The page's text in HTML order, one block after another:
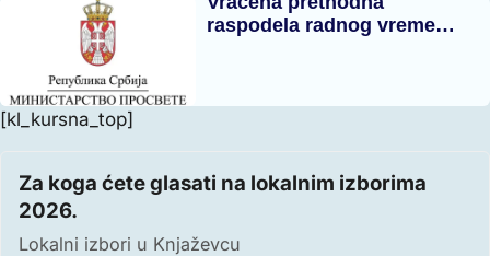
raspodela radnog vreme…
[kl_kursna_top]
Za koga ćete glasati na lokalnim izborima
2026.
Lokalni izbori u Knjaževcu